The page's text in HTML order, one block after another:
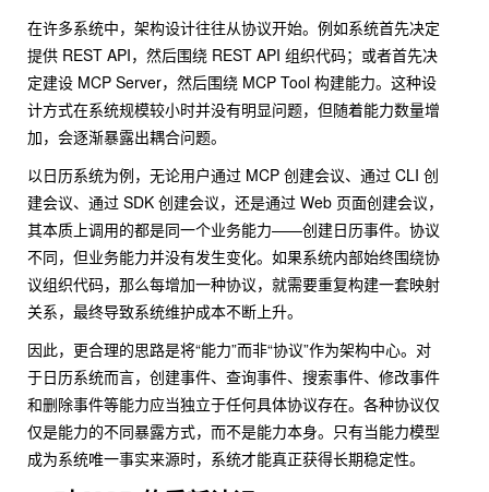
在许多系统中，架构设计往往从协议开始。例如系统首先决定
提供 REST API，然后围绕 REST API 组织代码；或者首先决
定建设 MCP Server，然后围绕 MCP Tool 构建能力。这种设
计方式在系统规模较小时并没有明显问题，但随着能力数量增
加，会逐渐暴露出耦合问题。
以日历系统为例，无论用户通过 MCP 创建会议、通过 CLI 创
建会议、通过 SDK 创建会议，还是通过 Web 页面创建会议，
其本质上调用的都是同一个业务能力——创建日历事件。协议
不同，但业务能力并没有发生变化。如果系统内部始终围绕协
议组织代码，那么每增加一种协议，就需要重复构建一套映射
关系，最终导致系统维护成本不断上升。
因此，更合理的思路是将“能力”而非“协议”作为架构中心。对
于日历系统而言，创建事件、查询事件、搜索事件、修改事件
和删除事件等能力应当独立于任何具体协议存在。各种协议仅
仅是能力的不同暴露方式，而不是能力本身。只有当能力模型
成为系统唯一事实来源时，系统才能真正获得长期稳定性。